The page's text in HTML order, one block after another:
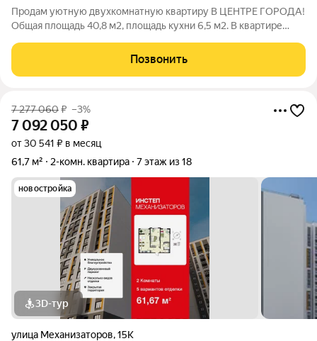
Продам уютную двухкомнатную квартиру В ЦЕНТРЕ ГОРОДА!
Общая площадь 40,8 м2, площадь кухни 6,5 м2. В квартире
светлых тонов, полы выровнены, по всей квартире линолеум,
проводка заменена. Санузел
Позвонить
7 277 060₽ –3%
7 092 050 ₽
от 30 541 ₽ в месяц
61,7 м²
2-комн. квартира 7 этаж из 18
новостройка
3D-тур
улица Механизаторов,15К